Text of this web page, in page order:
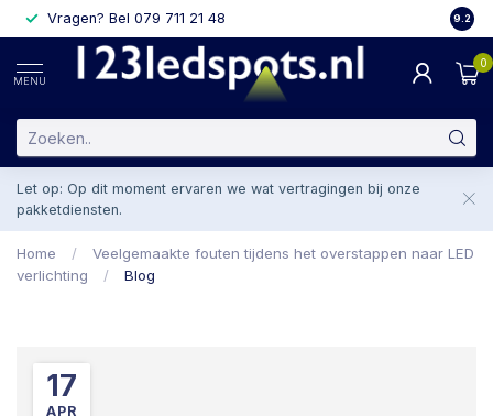
Vragen? Bel 079 711 21 48 29.2
MENU
0
Let op: Op dit moment ervaren we wat vertragingen bij onze
pakketdiensten.
Home /
Veelgemaakte fouten tijdens het overstappen naar LED
verlichting
/ Blog
17
APR